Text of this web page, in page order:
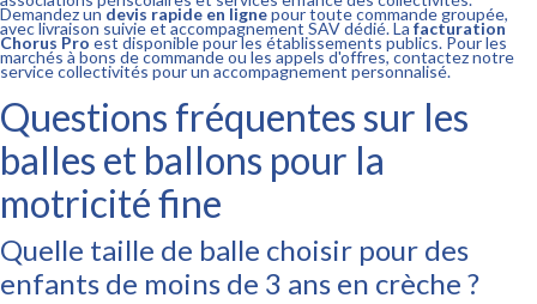
Demandez un devis rapide en lignepour toute commande groupée,
avec livraison suivie et accompagnement SAV dédié. La facturation
Chorus Pro est disponible pour les établissements publics. Pour les
marchés à bons de commande ou les appels d'offres, contactez notre
service collectivités pour un accompagnement personnalisé.
Questions fréquentes sur les
balles et ballons pour la
motricité fine
Quelle taille de balle choisir pour des
enfants de moins de 3 ans en crèche ?